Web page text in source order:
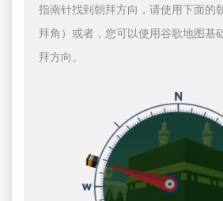
指南针找到朝拜方向，请使用下面的
拜角）或者，您可以使用谷歌地图基
拜方向。